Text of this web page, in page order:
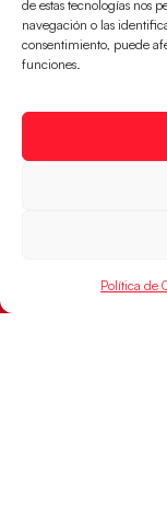
de estas tecnologías nos
navegación o las
consentimiento, puede
funciones.
Política de
Los pupilos de
partido de
jugarán las